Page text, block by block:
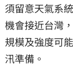
須留意天氣系
機會接近台灣
規模及強度可
汛準備。